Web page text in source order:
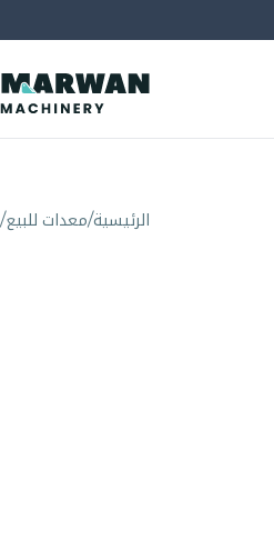
الرئيسية معدات للبيع